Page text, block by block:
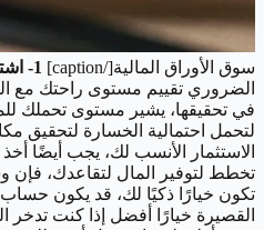
سوق الأوراق المالية[/caption] 1- اشترِ استثماراً مناسباً:
الضروري تقييم مستوى راحتك مع
في تحقيقها، يشير مستوى تحملك
لتحمل احتمالية الخسارة لتحقيق
الاستثمار الأنسب لك، يجب أيضًا أخذ
تخطط لتوفير المال لتقاعدك، فإن
تكون خيارًا ذكيًا لك، قد يكون حساب
القصيرة خيارًا أفضل إذا كنت